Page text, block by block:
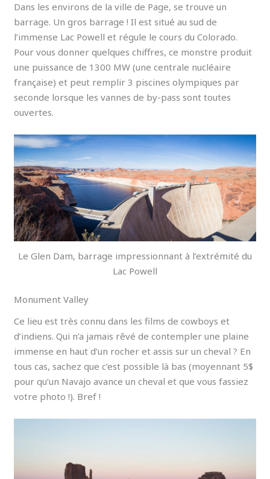
Dans les environs de la ville de Page, se trouve un
barrage. Un gros barrage ! Il est situé au sud de
l’immense Lac Powell et régule le cours du Colorado.
Pour vous donner quelques chiffres, ce monstre produit
une puissance de 1300 MW (une centrale nucléaire
française) et peut remplir 3 piscines olympiques par
seconde lorsque les vannes de by-pass sont toutes
ouvertes.
Le Glen Dam, barrage impressionnant à l’extrémité du
Lac Powell
Monument Valley
Ce lieu est très connu dans les films de cowboys et
d’indiens. Qui n’a jamais rêvé de contempler une plaine
immense en haut d’un rocher et assis sur un cheval ? En
tous cas, sachez que c’est possible là bas (moyennant 5$
pour qu’un Navajo avance un cheval et que vous fassiez
votre photo !). Bref !